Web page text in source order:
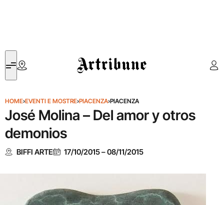
Artribune
HOME›EVENTI E MOSTRE›PIACENZA›PIACENZA
José Molina – Del amor y otros
demonios
BIFFI ARTE 17/10/2015–08/11/2015